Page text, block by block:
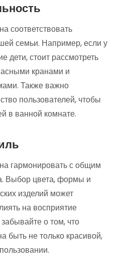
соответствовать
семьи. Например, если у
дети, стоит рассмотреть
кранами и
Также важно
пользователей, чтобы
в ванной комнате.
гармонировать с общим
Выбор цвета, формы и
изделий может
на восприятие
о том, что
быть не только красивой,